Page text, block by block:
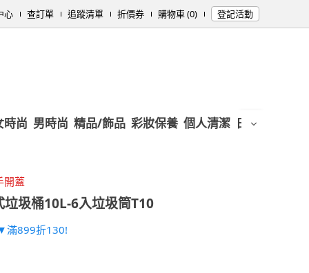
心 查訂單 追蹤清單 折價券 購物車 (0) 登記活動
時尚 男時尚 精品/飾品 彩妝保養 個人清潔 日用/紙品
開蓋
垃圾桶10L-6入垃圾筒T10
滿899折130!